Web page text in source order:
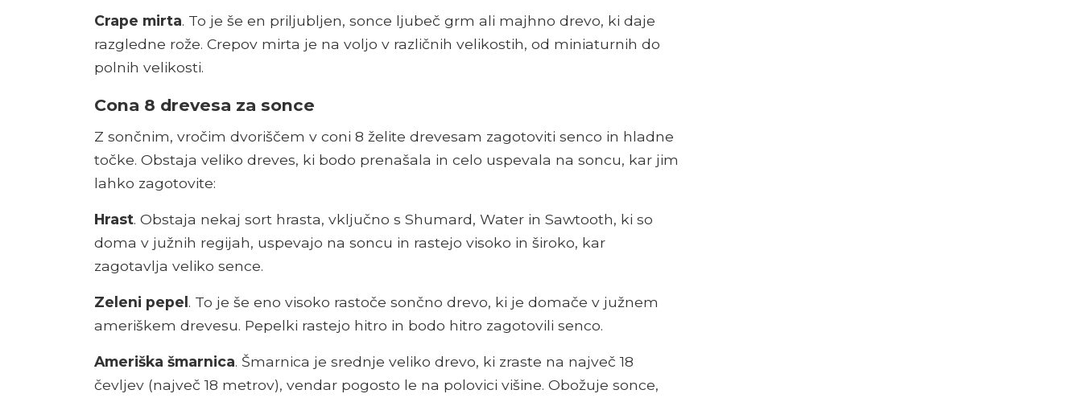
Crape mirta. To je še en priljubljen, sonce ljubeč grm ali majhno drevo, ki daje
razgledne rože. Crepov mirta je na voljo v različnih velikostih, od miniaturnih do
polnih velikosti.
Cona 8 drevesa za sonce
Z sončnim, vročim dvoriščem v coni 8 želite drevesam zagotoviti senco in hladne
točke. Obstaja veliko dreves, ki bodo prenašala in celo uspevala na soncu, kar jim
lahko zagotovite:
Hrast. Obstaja nekaj sort hrasta, vključno s Shumard, Water in Sawtooth, ki so
doma v južnih regijah, uspevajo na soncu in rastejo visoko in široko, kar
zagotavlja veliko sence.
Zeleni pepel. To je še eno visoko rastoče sončno drevo, ki je domače v južnem
ameriškem drevesu. Pepelki rastejo hitro in bodo hitro zagotovili senco.
Ameriška šmarnica. Šmarnica je srednje veliko drevo, ki zraste na največ 18
čevljev (največ 18 metrov), vendar pogosto le na polovici višine. Obožuje sonce,